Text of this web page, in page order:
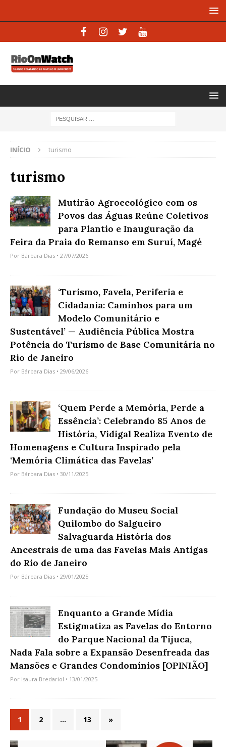
INÍCIO turismo
turismo
Mutirão Agroecológico com os
Povos das Águas Reúne Coletivos
para Plantio e Inauguração da
Feira da Praia do Remanso em Suruí, Magé
Por Bárbara Dias • 27/07/2026
‘Turismo, Favela, Periferia e
Cidadania: Caminhos para um
Modelo Comunitário e
Sustentável’ — Audiência Pública Mostra
Potência do Turismo de Base Comunitária no
Rio de Janeiro
Por Bárbara Dias • 29/06/2026
‘Quem Perde a Memória, Perde a
Essência’: Celebrando 85 Anos de
História, Vidigal Realiza Evento de
Homenagens e Cultura Inspirado pela
‘Memória Climática das Favelas’
Por Bárbara Dias • 30/11/2025
Fundação do Museu Social
Quilombo do Salgueiro
Salvaguarda História dos
Ancestrais de uma das Favelas Mais Antigas
do Rio de Janeiro
Por Bárbara Dias • 29/01/2025
Enquanto a Grande Mídia
Estigmatiza as Favelas do Entorno
do Parque Nacional da Tijuca,
Nada Fala sobre a Expansão Desenfreada das
Mansões e Grandes Condomínios [OPINIÃO]
Por Isaura Bredariol • 13/01/2025
1 2 … 13 »